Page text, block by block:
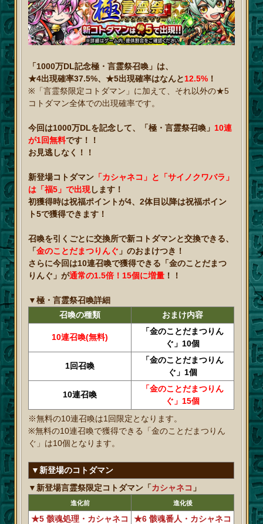
「1000万DL記念極・言霊祭召喚」は、
★4出現確率37.5%、★5出現確率はなんと12.5% ！
※「言霊祭限定コトダマン」に加えて、それ以外の★5
コトダマン全体での出現確率です。
今回は1000万DLを記念して、「極・言霊祭召喚」 10連
が1回無料です！！
お見逃しなく！！
新登場コトダマン 「カシャネコ」と「サイノクワバラ」
は「福5」で出現します！
初獲得時は祝福ポイントが4、2体目以降は祝福ポイン
ト5で獲得できます！
召喚を引くごとに交換所で新コトダマンと交換できる、
「金のことだまつりんぐ 」のおまけつき！
さらに今回は10連召喚で獲得できる「金のことだまつ
りんぐ」が通常の1.5倍！15個に増量 ！！
▼極・言霊祭召喚詳細
召喚の種類
おまけ内容
10連召喚(無料)
「金のことだまつりん
ぐ」10個
1回召喚
「金のことだまつりん
ぐ」1個
10連召喚
「金のことだまつりん
ぐ」15個
※無料の10連召喚は1回限定となります。
※無料の10連召喚で獲得できる「金のことだまつりん
ぐ」は10個となります。
▼新登場のコトダマン
▼新登場言霊祭限定コトダマン「カシャネコ 」
進化前 進化後
★5 骸魂処理・カシャネコ ★6 骸魂番人・カシャネコ